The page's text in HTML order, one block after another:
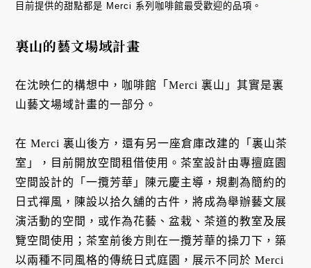
目前提供的甜點都是 Merci 系列咖啡館最受歡迎的品項。
裏山的藝文場域計畫
在沈映仁的構想中，咖啡館「Merci 裏山」其實是裏
山藝文場域計畫的一部分。
在 Merci 裏山後方，還有另一座倉庫改建的「裏山茶
室」，目前開放空間租借使用。茶室設計由專擅庭園
空間設計的「一攬芳華」陳元慶主導，規劃為簡約的
日式禪風，陳設以拾久舖的古件，將成為舉辦藝文展
演活動的空間，或作為花藝、盆栽、茶道的教室及展
覽空間使用；茶室前後方則在一攬芳華的操刀下，築
以兩種不同風格的傳統日式庭園，展示不同於 Merci